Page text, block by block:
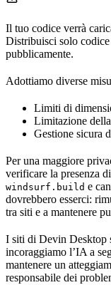
Il tuo codice verrà
Distribuisci solo
pubblicamente.
Adottiamo diverse
Limiti di
Limitazione
Gestione sicura
Per una maggiore
verificare la presenza
windsurf.build e
dovrebbero esserci:
tra siti e a mantenere
I siti di Devin Desktop
incoraggiamo l’IA a
mantenere un
responsabile dei